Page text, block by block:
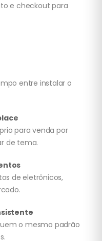
e checkout para
entre instalar o
para venda por
de tema.
de eletrônicos,
o mesmo padrão